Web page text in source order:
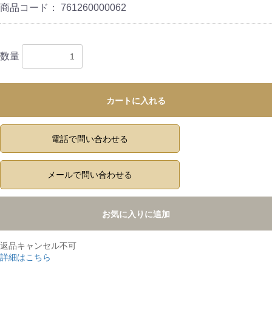
商品コード： 761260000062
数量
カートに入れる
電話で問い合わせる
メールで問い合わせる
お気に入りに追加
返品キャンセル不可
詳細はこちら